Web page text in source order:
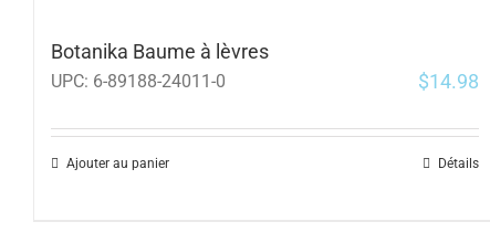
Botanika Baume à lèvres
UPC: 6-89188-24011-0 $14.98
Ajouter au panier Détails